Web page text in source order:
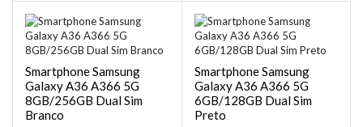
Smartphone Samsung
Galaxy A36 A366 5G
8GB/256GB Dual Sim
Branco
Smartphone Samsung
Galaxy A36 A366 5G
6GB/128GB Dual Sim
Preto